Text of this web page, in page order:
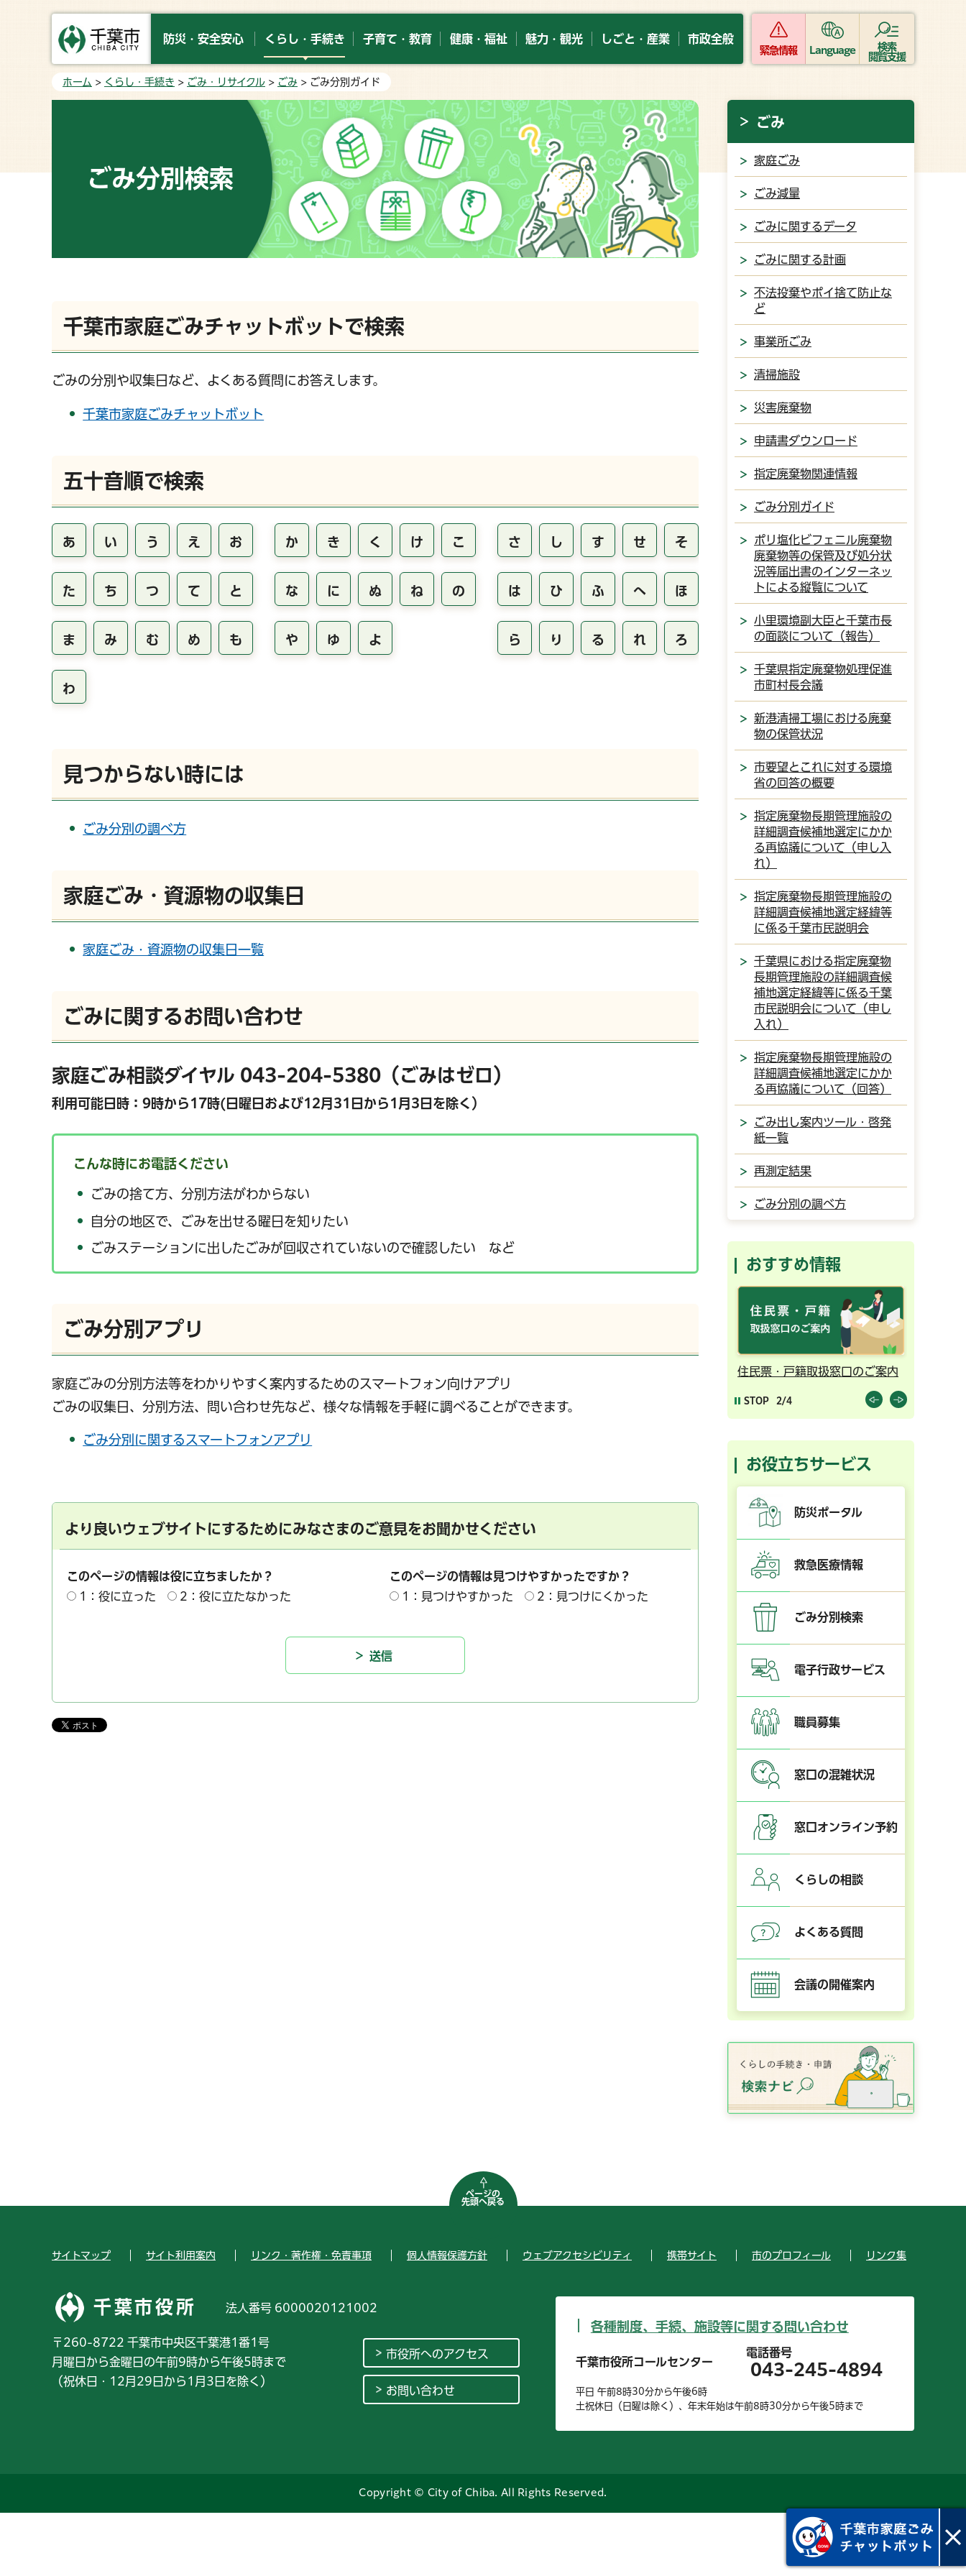
防災・安全安心 くらし・手続き 子育て・教育 健康・福祉 魅力・観光 しごと・産業 市政全般
緊急情報 Language
検索
閲覧支援
ホーム > くらし・手続き > ごみ・リサイクル > ごみ > ごみ分別ガイド
ごみ分別検索
千葉市家庭ごみチャットボットで検索
ごみの分別や収集日など、よくある質問にお答えします。
千葉市家庭ごみチャットボット
五十音順で検索
あ い う え お か き く け こ さ し す せ そ
た ち つ て と な に ぬ ね の は ひ ふ へ ほ
ま み む め も や ゆ よ ら り る れ ろ
わ
見つからない時には
ごみ分別の調べ方
家庭ごみ・資源物の収集日
家庭ごみ・資源物の収集日一覧
ごみに関するお問い合わせ
家庭ごみ相談ダイヤル 043-204-5380（ごみはゼロ）
利用可能日時：9時から17時(日曜日および12月31日から1月3日を除く）
こんな時にお電話ください
ごみの捨て方、分別方法がわからない
自分の地区で、ごみを出せる曜日を知りたい
ごみステーションに出したごみが回収されていないので確認したい など
ごみ分別アプリ
家庭ごみの分別方法等をわかりやすく案内するためのスマートフォン向けアプリ
ごみの収集日、分別方法、問い合わせ先など、様々な情報を手軽に調べることができます。
ごみ分別に関するスマートフォンアプリ
より良いウェブサイトにするためにみなさまのご意見をお聞かせください
このページの情報は役に立ちましたか？
1：役に立った
2：役に立たなかった
このページの情報は見つけやすかったですか？
1：見つけやすかった
2：見つけにくかった
ごみ
家庭ごみ
ごみ減量
ごみに関するデータ
ごみに関する計画
不法投棄やポイ捨て防止な
ど
事業所ごみ
清掃施設
災害廃棄物
申請書ダウンロード
指定廃棄物関連情報
ごみ分別ガイド
ポリ塩化ビフェニル廃棄物
廃棄物等の保管及び処分状
況等届出書のインターネッ
トによる縦覧について
小里環境副大臣と千葉市長
の面談について（報告）
千葉県指定廃棄物処理促進
市町村長会議
新港清掃工場における廃棄
物の保管状況
市要望とこれに対する環境
省の回答の概要
指定廃棄物長期管理施設の
詳細調査候補地選定にかか
る再協議について（申し入
れ）
指定廃棄物長期管理施設の
詳細調査候補地選定経緯等
に係る千葉市民説明会
千葉県における指定廃棄物
長期管理施設の詳細調査候
補地選定経緯等に係る千葉
市民説明会について（申し
入れ）
指定廃棄物長期管理施設の
詳細調査候補地選定にかか
る再協議について（回答）
ごみ出し案内ツール・啓発
紙一覧
再測定結果
ごみ分別の調べ方
おすすめ情報
住民票・戸籍取扱窓口のご案内
STOP 2/4
お役立ちサービス
防災ポータル
救急医療情報
ごみ分別検索
電子行政サービス
職員募集
窓口の混雑状況
窓口オンライン予約
くらしの相談
よくある質問
会議の開催案内
ページの
先頭へ戻る
サイトマップ サイト利用案内 リンク・著作権・免責事項 個人情報保護方針 ウェブアクセシビリティ 携帯サイト 市のプロフィール リンク集
千葉市役所 法人番号 6000020121002
〒260-8722 千葉市中央区千葉港1番1号
月曜日から金曜日の午前9時から午後5時まで
（祝休日・12月29日から1月3日を除く）
市役所へのアクセス
お問い合わせ
各種制度、手続、施設等に関する問い合わせ
千葉市役所コールセンター
電話番号
043-245-4894
平日 午前8時30分から午後6時
土祝休日（日曜は除く）、年末年始は午前8時30分から午後5時まで
Copyright © City of Chiba. All Rights Reserved.